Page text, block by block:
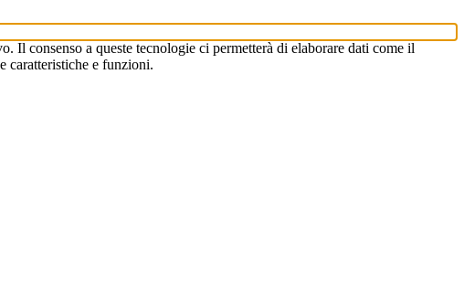
consenso a queste tecnologie ci permetterà di elaborare dati come il
caratteristiche e funzioni.